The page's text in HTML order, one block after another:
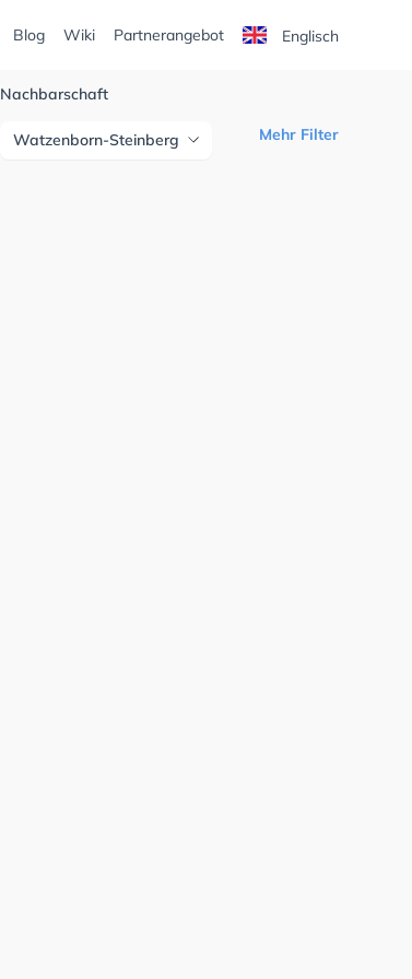
Blog Wiki Partnerangebot Englisch
Nachbarschaft
Watzenborn-Steinberg Mehr Filter